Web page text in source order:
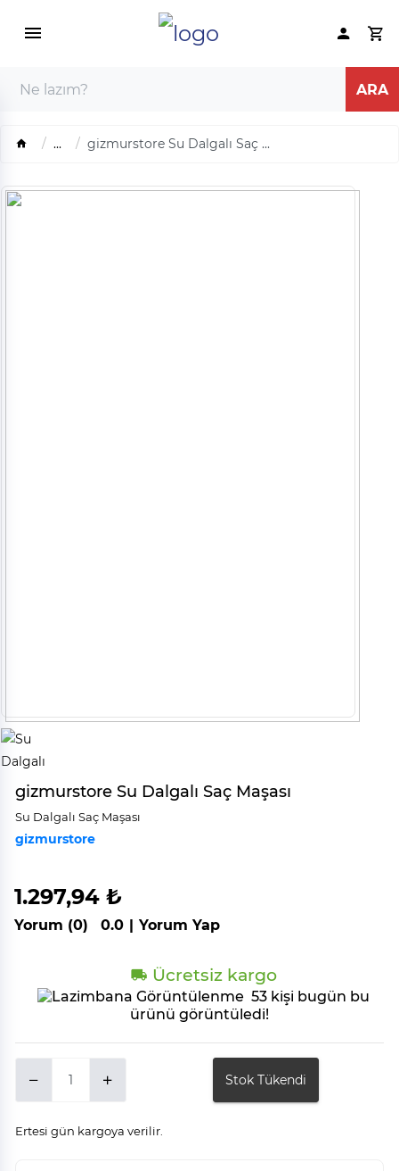
... gizmurstore Su Dalgalı Saç ...
gizmurstore Su Dalgalı Saç Maşası
Su Dalgalı Saç Maşası
gizmurstore
1.297,94 ₺
Yorum (0) 0.0 | Yorum Yap
Ücretsiz kargo
53 kişi bugün bu
ürünü görüntüledi!
Stok Tükendi
Ertesi gün kargoya verilir.